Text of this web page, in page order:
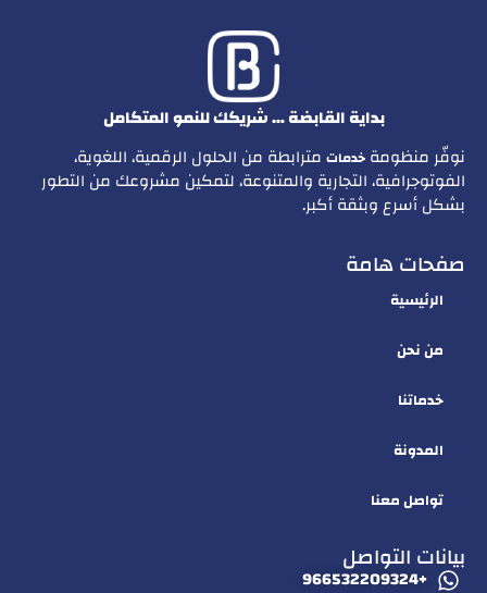
بداية القابضة … شريكك للنمو المتكامل
نوفّر منظومة خدمات مترابطة من الحلول الرقمية، اللغوية،
الفوتوجرافية، التجارية والمتنوعة، لتمكين مشروعك من التطور
بشكل أسرع وبثقة أكبر.
صفحات هامة
الرئيسية
من نحن
خدماتنا
المدونة
تواصل معنا
بيانات التواصل
+966532209324